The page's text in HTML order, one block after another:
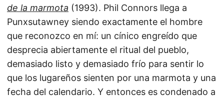
de la marmota (1993). Phil Connors llega a
Punxsutawney siendo exactamente el hombre
que reconozco en mí: un cínico engreído que
desprecia abiertamente el ritual del pueblo,
demasiado listo y demasiado frío para sentir lo
que los lugareños sienten por una marmota y una
fecha del calendario. Y entonces es condenado a